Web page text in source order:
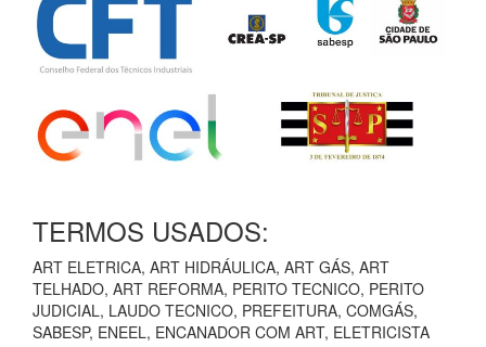
TERMOS USADOS:
ART ELETRICA, ART HIDRÁULICA, ART GÁS, ART
TELHADO, ART REFORMA, PERITO TECNICO, PERITO
JUDICIAL, LAUDO TECNICO, PREFEITURA, COMGÁS,
SABESP, ENEEL, ENCANADOR COM ART, ELETRICISTA